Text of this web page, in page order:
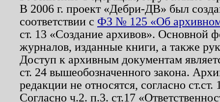
В 2006 г. проект «Дебри-ДВ» был
соответствии с ФЗ № 125 «Об
ст. 13 «Создание архивов». Основной
журналов, изданные книги, а также
Доступ к архивным документам
ст. 24 вышеобозначенного закона.
редакции не относятся, согласно
Согласно ч.2. п.3. ст.17